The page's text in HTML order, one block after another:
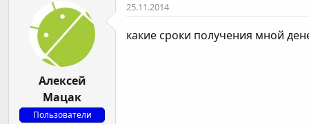
Алексей
Мацак
Пользователи
25.11.2014
какие сроки получения мной